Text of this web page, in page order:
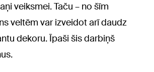
veiksmei. Taču – no šīm
veltēm var izveidot arī daudz
dekoru. Īpaši šis darbiņš